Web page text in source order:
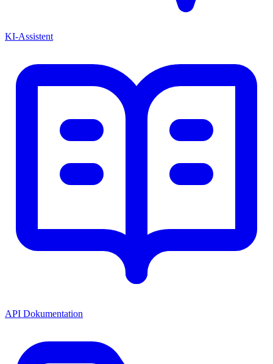
KI-Assistent
API Dokumentation